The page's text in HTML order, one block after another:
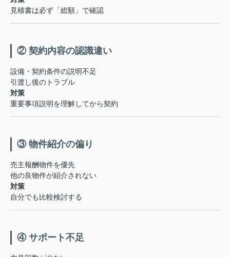
見積書は必ず「総額」で確認
② 契約内容の認識違い
設備・契約条件の説明不足
引渡し後のトラブル
対策
重要事項説明を理解してから契約
③ 物件紹介の偏り
売主報酬物件を優先
他の良物件が紹介されない
対策
自分でも比較検討する
④ サポート不足